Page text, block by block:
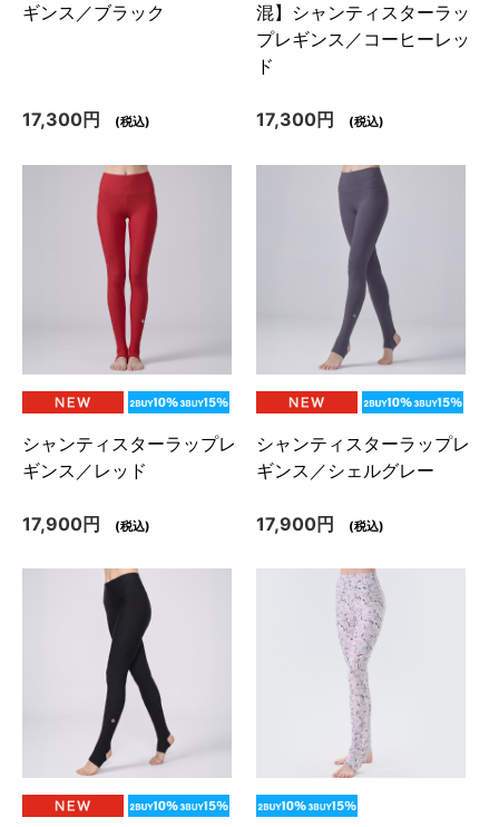
ギンス／ブラック
17,300円 (税込)
混】シャンティスターラッ
プレギンス／コーヒーレッ
ド
17,300円 (税込)
シャンティスターラップレ
ギンス／レッド
17,900円 (税込)
シャンティスターラップレ
ギンス／シェルグレー
17,900円 (税込)